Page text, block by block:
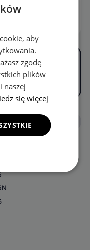
3 4 ... 6
aby
zgodę
plików
naszej
się więcej